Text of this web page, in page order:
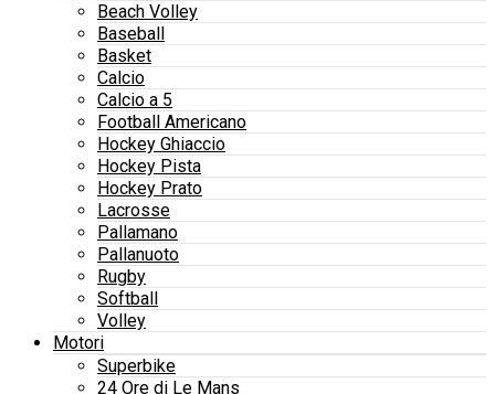
Beach Volley
Baseball
Basket
Calcio
Calcio a 5
Football Americano
Hockey Ghiaccio
Hockey Pista
Hockey Prato
Lacrosse
Pallamano
Pallanuoto
Rugby
Softball
Volley
Motori
Superbike
24 Ore di Le Mans